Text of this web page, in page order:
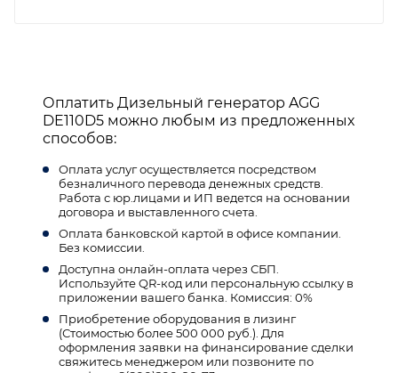
Оплатить Дизельный генератор AGG
DE110D5 можно любым из предложенных
способов:
Оплата услуг осуществляется посредством
безналичного перевода денежных средств.
Работа с юр.лицами и ИП ведется на основании
договора и выставленного счета.
Оплата банковской картой в офисе компании.
Без комиссии.
Доступна онлайн-оплата через СБП.
Используйте QR-код или персональную ссылку в
приложении вашего банка. Комиссия: 0%
Приобретение оборудования в лизинг
(Стоимостью более 500 000 руб.). Для
оформления заявки на финансирование сделки
свяжитесь менеджером или позвоните по